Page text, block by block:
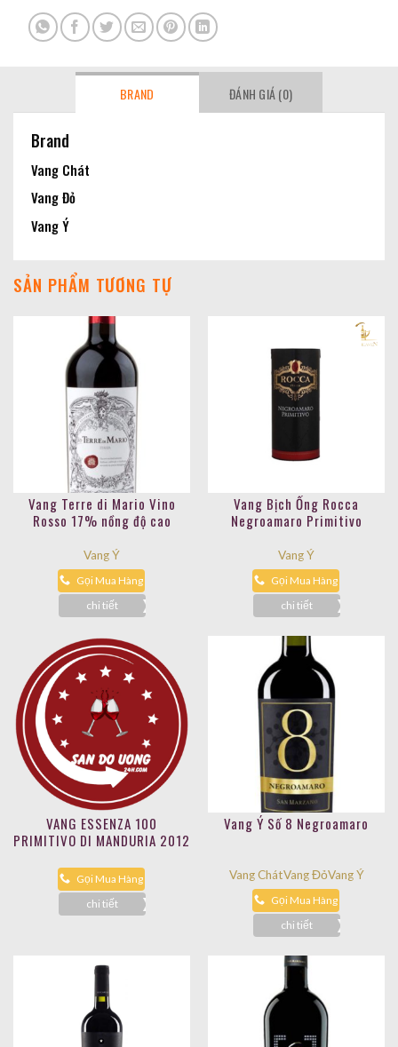
BRAND ĐÁNH GIÁ (0)
Brand
Vang Chát
Vang Đỏ
Vang Ý
SẢN PHẨM TƯƠNG TỰ
Vang Terre di Mario Vino
Rosso 17% nồng độ cao
Vang Ý
Gọi Mua Hàng
chi tiết
Vang Bịch Ống Rocca
Negroamaro Primitivo
Vang Ý
Gọi Mua Hàng
chi tiết
VANG ESSENZA 100
PRIMITIVO DI MANDURIA 2012
Gọi Mua Hàng
chi tiết
Vang Ý Số 8 Negroamaro
Vang ChátVang ĐỏVang Ý
Gọi Mua Hàng
chi tiết